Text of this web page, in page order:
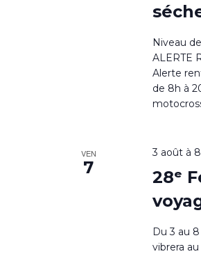
Niveau
ALERTE
Alerte
de 8h à
VEN
7
3 août à
28ᵉ
Du 3 au
vibrera